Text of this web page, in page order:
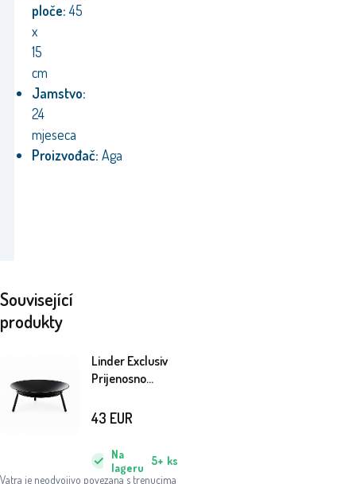
ploče:45
x
15
cm
Jamstvo:
24
mjeseca
Proizvođač: Aga
Související
produkty
Linder Exclusiv
Prijenosno
Vatra je neodvojivo povezana s trenucima
Na
lageru
5+ ks
43 EUR